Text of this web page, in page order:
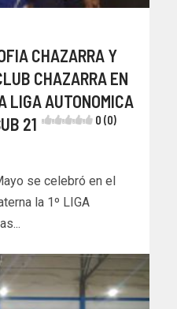
CHAZARRA Y
CHAZARRA EN
LIGA AUTONOMICA
21
0 (0)
se celebró en el
la 1º LIGA